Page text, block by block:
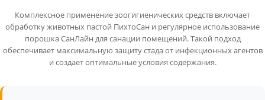
Комплексное применение зоогигиенических средств включает
обработку животных пастой ПихтоСан и регулярное использование
порошка СанЛайн для санации помещений. Такой подход
обеспечивает максимальную защиту стада от инфекционных агентов
и создает оптимальные условия содержания.